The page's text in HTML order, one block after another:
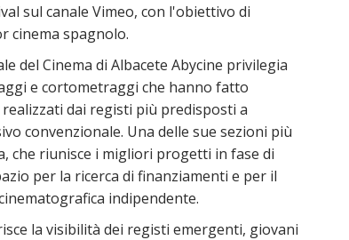
sul canale Vimeo, con l'obiettivo di
cinema spagnolo.
del Cinema di Albacete Abycine privilegia
e cortometraggi che hanno fatto
dai registi più predisposti a
convenzionale. Una delle sue sezioni più
che riunisce i migliori progetti in fase di
per la ricerca di finanziamenti e per il
indipendente.
la visibilità dei registi emergenti, giovani